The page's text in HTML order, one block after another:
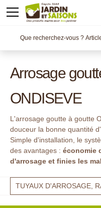
Arrosage
ONDISEVE
L'arrosage goutte à goutte
douceur la bonne quantité
Simple d'installation, le
des avantages : économie
d'arrosage et finies les
TUYAUX D'ARROSAGE,